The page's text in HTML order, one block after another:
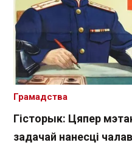
Гісторык: Цяпер
задачай нанесці
Грамадства